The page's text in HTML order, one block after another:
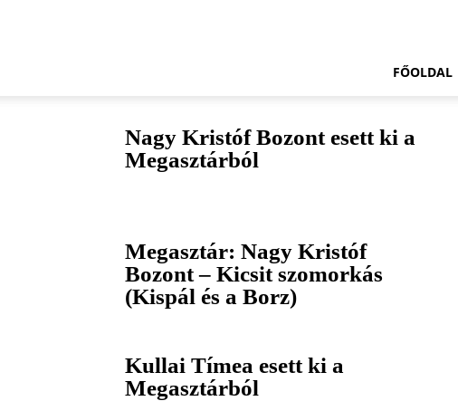
FŐOLDAL
Nagy Kristóf Bozont esett ki a
Megasztárból
Megasztár: Nagy Kristóf
Bozont – Kicsit szomorkás
(Kispál és a Borz)
Kullai Tímea esett ki a
Megasztárból